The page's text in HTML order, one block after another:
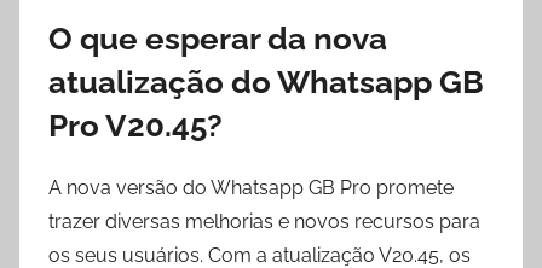
O que esperar da nova
atualização do Whatsapp GB
Pro V20.45?
A nova versão do Whatsapp GB Pro promete
trazer diversas melhorias e novos recursos para
os seus usuários. Com a atualização V20.45, os